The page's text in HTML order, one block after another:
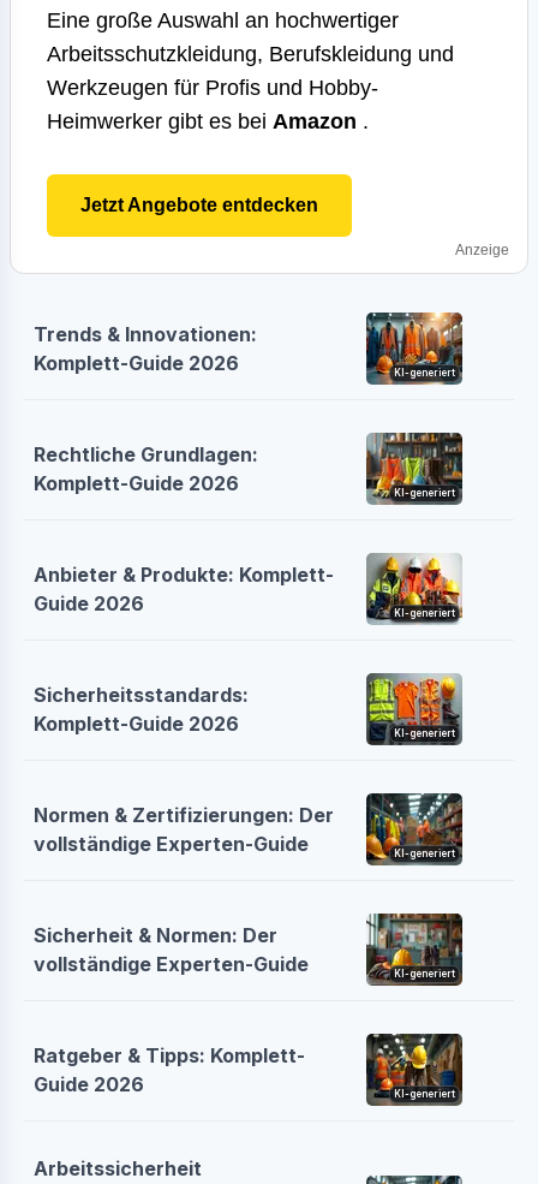
Eine große Auswahl an hochwertiger
Arbeitsschutzkleidung, Berufskleidung und
Werkzeugen für Profis und Hobby-
Heimwerker gibt es bei Amazon .
Jetzt Angebote entdecken
Anzeige
Trends & Innovationen:
Komplett-Guide 2026
KI-generiert
Rechtliche Grundlagen:
Komplett-Guide 2026
KI-generiert
Anbieter & Produkte: Komplett-
Guide 2026
KI-generiert
Sicherheitsstandards:
Komplett-Guide 2026
KI-generiert
Normen & Zertifizierungen: Der
vollständige Experten-Guide
KI-generiert
Sicherheit & Normen: Der
vollständige Experten-Guide
KI-generiert
Ratgeber & Tipps: Komplett-
Guide 2026
KI-generiert
Arbeitssicherheit